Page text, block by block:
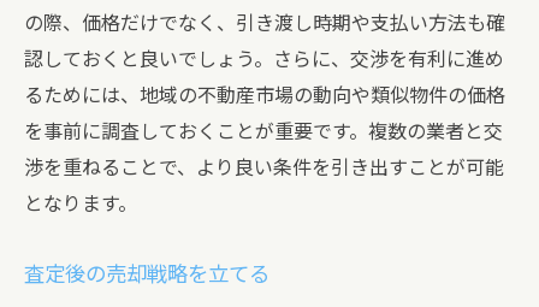
の際、価格だけでなく、引き渡し時期や支払い方法も確
認しておくと良いでしょう。さらに、交渉を有利に進め
るためには、地域の不動産市場の動向や類似物件の価格
を事前に調査しておくことが重要です。複数の業者と交
渉を重ねることで、より良い条件を引き出すことが可能
となります。
査定後の売却戦略を立てる